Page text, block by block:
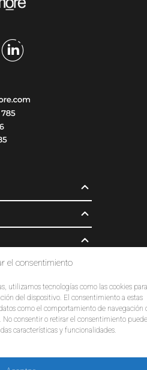
el consentimiento
utilizamos tecnologías como las cookies para
del dispositivo. El consentimiento a estas
como el comportamiento de navegación
No consentir o retirar el consentimiento puede
características y funcionalidades.